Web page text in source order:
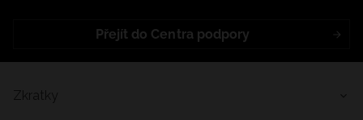
Přejít do Centra podpory